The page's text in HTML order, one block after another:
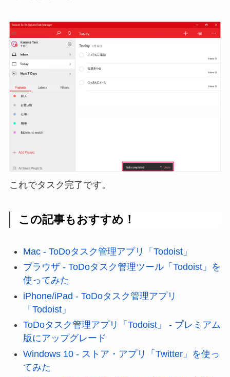
これでタスク完了です。
この記事もおすすめ！
Mac - ToDoタスク管理アプリ「Todoist」
ブラウザ - ToDoタスク管理ツール「Todoist」を
使ってみた
iPhone/iPad - ToDoタスク管理アプリ
「Todoist」
ToDoタスク管理アプリ「Todoist」 - プレミアム
版にアップグレード
Windows 10 - ストア・アプリ「Twitter」を使っ
てみた